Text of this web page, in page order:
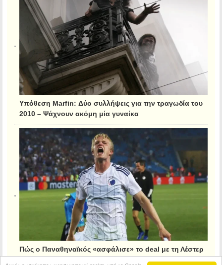
Υπόθεση Marfin: Δύο συλλήψεις για την τραγωδία του
2010 – Ψάχνουν ακόμη μία γυναίκα
Πώς ο Παναθηναϊκός «ασφάλισε» το deal με τη Λέστερ